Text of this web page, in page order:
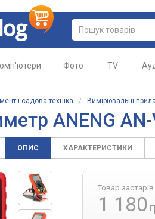
Фото TV
і садова техніка / Вимірювальні
ANENG
ОПИС ХАРАКТЕРИСТИКИ
Товар застарів
1 180